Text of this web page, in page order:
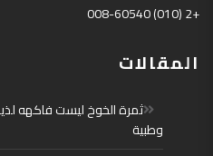
+2 (010) 008-60540
المقالات
ثمرة الخوخ ليست فاكهه
وطبية